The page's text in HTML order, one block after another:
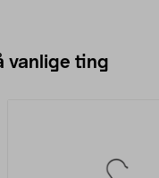
vanlige ting